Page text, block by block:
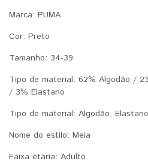
Marca:‎ PUMA
Cor: Preto
Tamanho: 34-39
Tipo de material: ‎62% Algodão /
/ 3% Elastano
Tipo de material: ‎Algodão,
Nome do estilo: ‎Meia
Faixa etária: ‎Adulto